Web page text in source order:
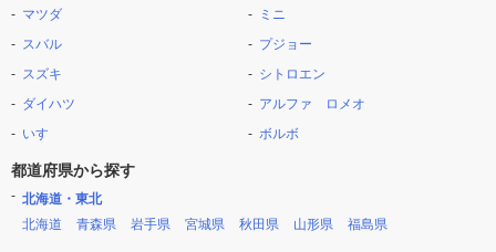
マツダ
スバル
スズキ
ダイハツ
いすゞ
ミニ
プジョー
シトロエン
アルファ ロメオ
ボルボ
都道府県から探す
北海道・東北
北海道
青森県 岩手県 宮城県 秋田県 山形県 福島県